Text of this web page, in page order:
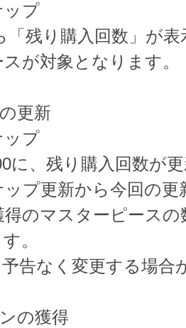
ップ
「残り購入回数」が
が対象となります。
更新
ップ
に、残り購入回数が
プ更新から今回の更
のマスターピースの
。
告なく変更する場合
の獲得